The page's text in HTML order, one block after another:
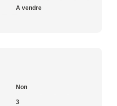
A vendre
Non
3